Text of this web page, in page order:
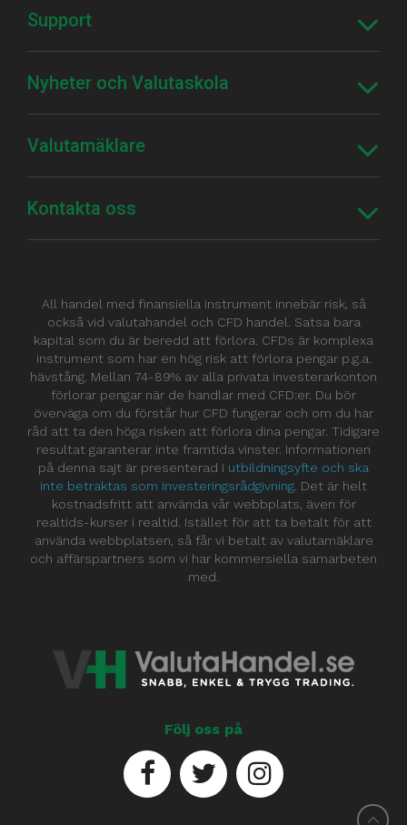
Support
Nyheter och Valutaskola
Valutamäklare
Kontakta oss
All handel med finansiella instrument innebär risk, så
också vid valutahandel och CFD handel. Satsa bara
kapital som du är beredd att förlora. CFDs är komplexa
instrument som har en hög risk att förlora pengar p.g.a.
hävstång. Mellan 74-89% av alla privata investerarkonton
förlorar pengar när de handlar med CFD:er. Du bör
överväga om du förstår hur CFD fungerar och om du har
råd att ta den höga risken att förlora dina pengar. Tidigare
resultat garanterar inte framtida vinster. Informationen
på denna sajt är presenterad i utbildningsyfte och ska
inte betraktas som investeringsrådgivning . Det är helt
kostnadsfritt att använda vår webbplats, även för
realtids-kurser i realtid. Istället för att ta betalt för att
använda webbplatsen, så får vi betalt av valutamäklare
och affärspartners som vi har kommersiella samarbeten
med.
Följ oss på